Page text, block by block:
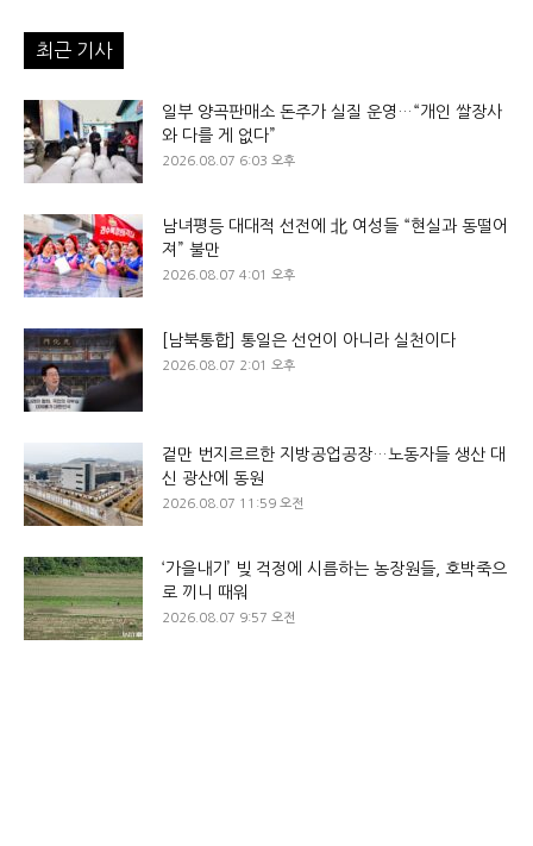
최근 기사
일부 양곡판매소 돈주가 실질 운영…“개인 쌀장사
와 다를 게 없다”
2026.08.07 6:03 오후
남녀평등 대대적 선전에 北 여성들 “현실과 동떨어
져” 불만
2026.08.07 4:01 오후
[남북통합] 통일은 선언이 아니라 실천이다
2026.08.07 2:01 오후
겉만 번지르르한 지방공업공장…노동자들 생산 대
신 광산에 동원
2026.08.07 11:59 오전
‘가을내기’ 빚 걱정에 시름하는 농장원들, 호박죽으
로 끼니 때워
2026.08.07 9:57 오전